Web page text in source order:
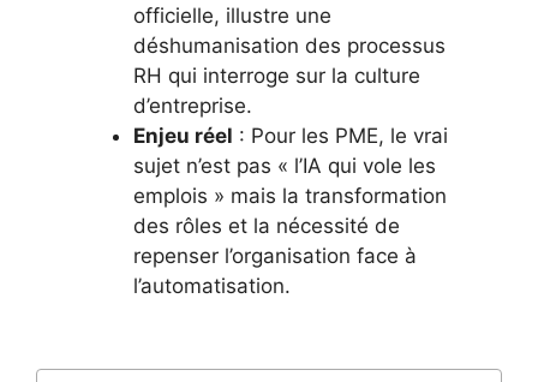
officielle, illustre une
déshumanisation des processus
RH qui interroge sur la culture
d’entreprise.
Enjeu réel : Pour les PME, le vrai
sujet n’est pas « l’IA qui vole les
emplois » mais la transformation
des rôles et la nécessité de
repenser l’organisation face à
l’automatisation.